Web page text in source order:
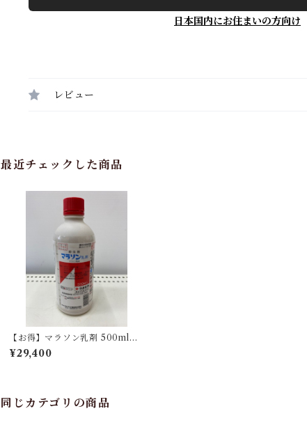
日本国内にお住まいの方向け
レビュー
最近チェックした商品
【お得】マラソン乳剤 500ml
【1箱】20本入
¥29,400
同じカテゴリの商品